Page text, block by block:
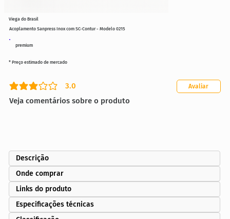
premium
Acoplamento Sanpress Inox com SC-Contur - Modelo 0215
3.0
classificação média é 3 de 5
Veja comentários sobre o produto
Avaliar
* Preço estimado de mercado
Viega do Brasil
Descrição
Onde comprar
Links do produto
Especificações técnicas